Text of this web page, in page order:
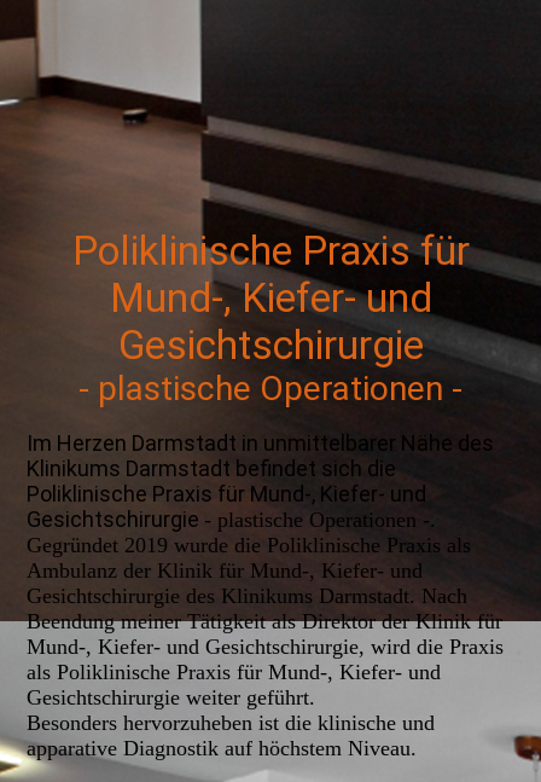
Poliklinische Praxis für
Mund-, Kiefer- und
Gesichtschirurgie
- plastische Operationen -
Im Herzen Darmstadt in unmittelbarer Nähe des
Klinikums Darmstadt befindet sich die
Poliklinische Praxis für Mund-, Kiefer- und
Gesichtschirurgie - plastische Operationen -.
Gegründet 2019 wurde die Poliklinische Praxis als
Ambulanz der Klinik für Mund-, Kiefer- und
Gesichtschirurgie des Klinikums Darmstadt. Nach
Beendung meiner Tätigkeit als Direktor der Klinik für
Mund-, Kiefer- und Gesichtschirurgie, wird die Praxis
als Poliklinische Praxis für Mund-, Kiefer- und
Gesichtschirurgie weiter geführt.
Besonders hervorzuheben ist die klinische und
apparative Diagnostik auf höchstem Niveau.